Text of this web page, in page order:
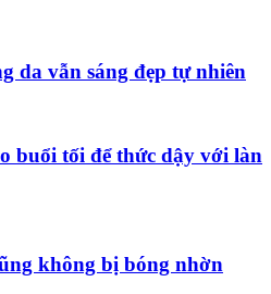
da vẫn sáng đẹp tự nhiên
buổi tối để thức dậy với làn
không bị bóng nhờn